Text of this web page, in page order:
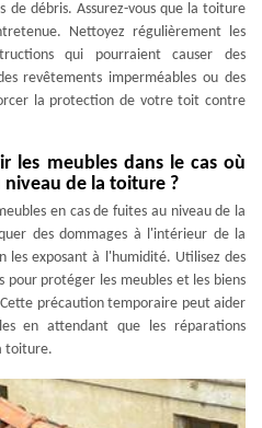
de débris. Assurez-vous que la toiture
Nettoyez régulièrement les
qui pourraient causer des
revêtements imperméables ou des
la protection de votre toit contre
les meubles dans le cas où
niveau de la toiture ?
en cas de fuites au niveau de la
des dommages à l'intérieur de la
les exposant à l'humidité. Utilisez des
pour protéger les meubles et les biens
précaution temporaire peut aider
en attendant que les réparations
toiture.